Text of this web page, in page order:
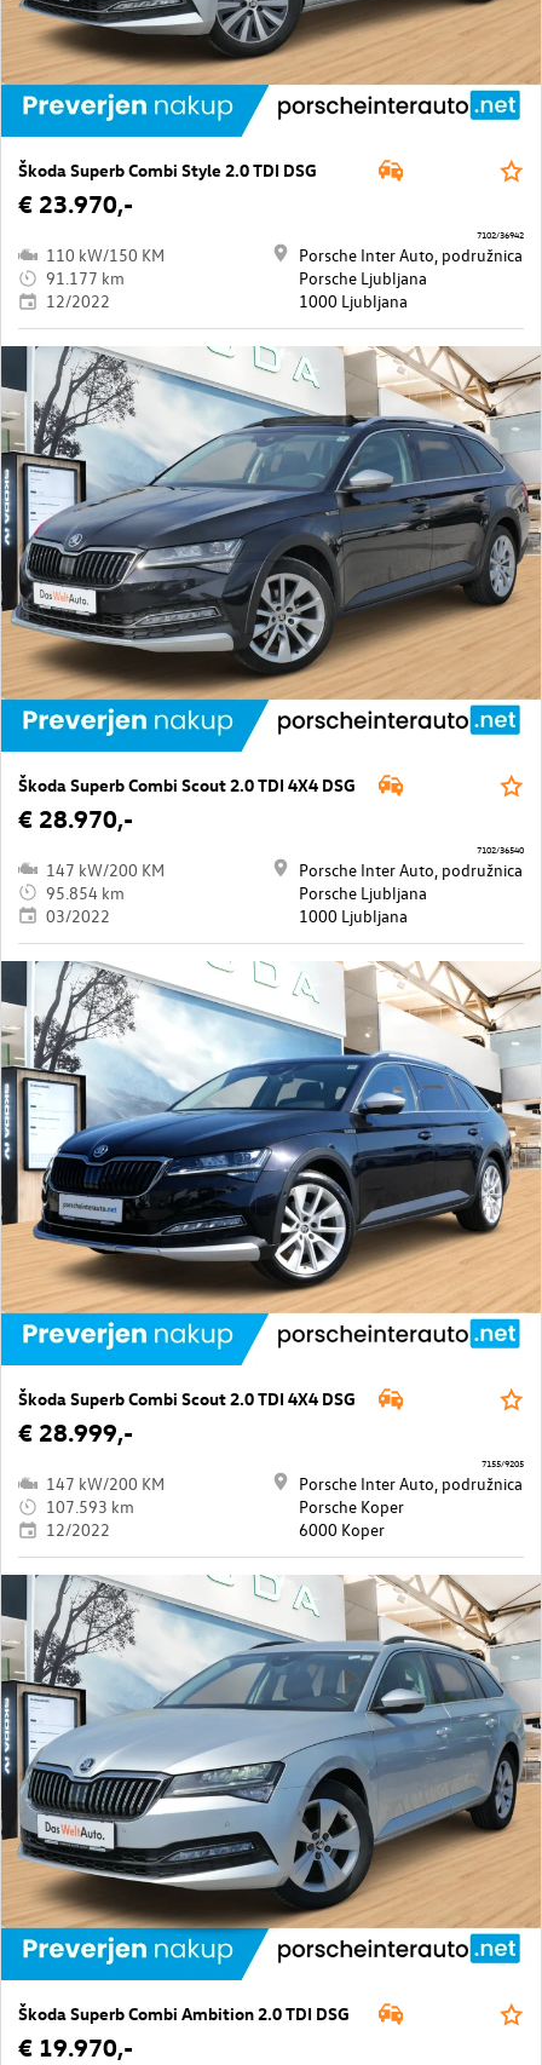
Škoda Superb Combi Style 2.0 TDI DSG
€ 23.970,-
110 kW/150 KM
91.177 km
12/2022
Porsche Inter Auto, podružnica
Porsche Ljubljana
1000 Ljubljana
7102/36942
Škoda Superb Combi Scout 2.0 TDI 4X4 DSG
€ 28.970,-
147 kW/200 KM
95.854 km
03/2022
Porsche Inter Auto, podružnica
Porsche Ljubljana
1000 Ljubljana
7102/36540
Škoda Superb Combi Scout 2.0 TDI 4X4 DSG
€ 28.999,-
147 kW/200 KM
107.593 km
12/2022
Porsche Inter Auto, podružnica
Porsche Koper
6000 Koper
7155/9205
Škoda Superb Combi Ambition 2.0 TDI DSG
€ 19.970,-